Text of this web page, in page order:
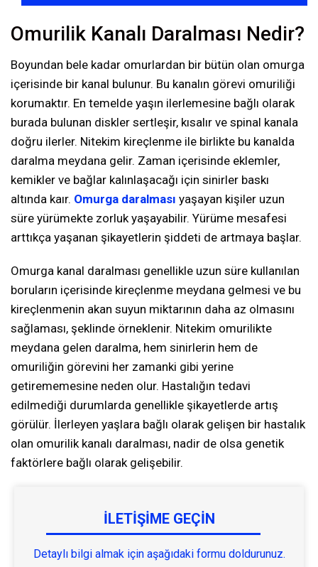
Omurilik Kanalı Daralması Nedir?
Boyundan bele kadar omurlardan bir bütün olan omurga
içerisinde bir kanal bulunur. Bu kanalın görevi omuriliği
korumaktır. En temelde yaşın ilerlemesine bağlı olarak
burada bulunan diskler sertleşir, kısalır ve spinal kanala
doğru ilerler. Nitekim kireçlenme ile birlikte bu kanalda
daralma meydana gelir. Zaman içerisinde eklemler,
kemikler ve bağlar kalınlaşacağı için sinirler baskı
altında kaır. Omurga daralması yaşayan kişiler uzun
süre yürümekte zorluk yaşayabilir. Yürüme mesafesi
arttıkça yaşanan şikayetlerin şiddeti de artmaya başlar.
Omurga kanal daralması genellikle uzun süre kullanılan
boruların içerisinde kireçlenme meydana gelmesi ve bu
kireçlenmenin akan suyun miktarının daha az olmasını
sağlaması, şeklinde örneklenir. Nitekim omurilikte
meydana gelen daralma, hem sinirlerin hem de
omuriliğin görevini her zamanki gibi yerine
getirememesine neden olur. Hastalığın tedavi
edilmediği durumlarda genellikle şikayetlerde artış
görülür. İlerleyen yaşlara bağlı olarak gelişen bir hastalık
olan omurilik kanalı daralması, nadir de olsa genetik
faktörlere bağlı olarak gelişebilir.
İLETIŞIME GEÇIN
Detaylı bilgi almak için aşağıdaki formu doldurunuz.